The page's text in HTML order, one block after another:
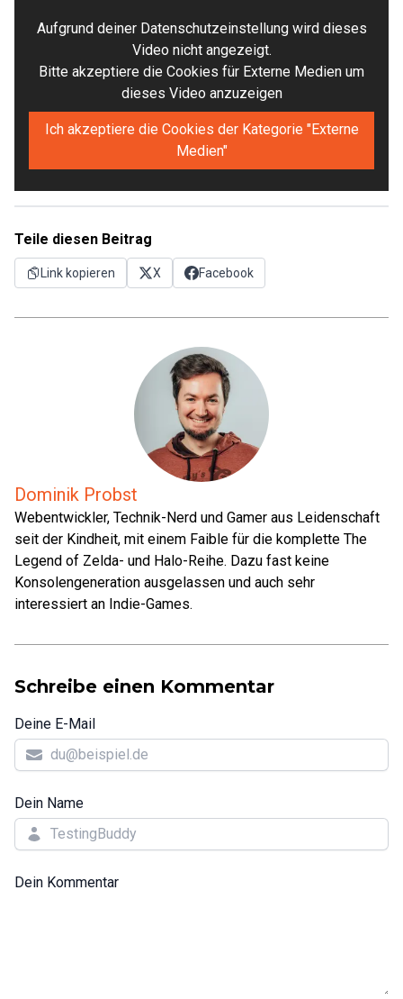
Aufgrund deiner Datenschutzeinstellung wird dieses
Video nicht angezeigt.
Bitte akzeptiere die Cookies für Externe Medien um
dieses Video anzuzeigen
Ich akzeptiere die Cookies der Kategorie "Externe
Medien"
Teile diesen Beitrag
Link kopieren X Facebook
Dominik Probst
Webentwickler, Technik-Nerd und Gamer aus Leidenschaft
seit der Kindheit, mit einem Faible für die komplette The
Legend of Zelda- und Halo-Reihe. Dazu fast keine
Konsolengeneration ausgelassen und auch sehr
interessiert an Indie-Games.
Schreibe einen Kommentar
Deine E-Mail
Dein Name
Dein Kommentar